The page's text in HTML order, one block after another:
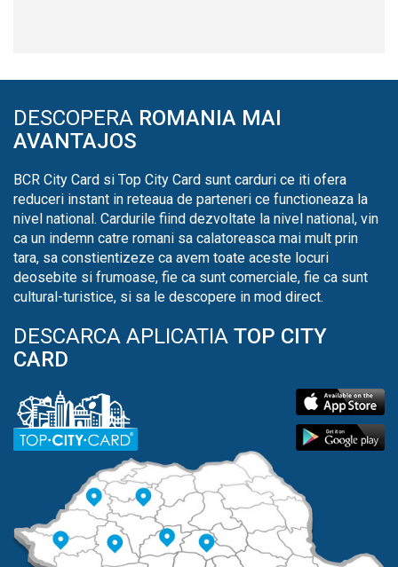
DESCOPERA ROMANIA MAI
AVANTAJOS
BCR City Card si Top City Card sunt carduri ce iti ofera
reduceri instant in reteaua de parteneri ce functioneaza la
nivel national. Cardurile fiind dezvoltate la nivel national, vin
ca un indemn catre romani sa calatoreasca mai mult prin
tara, sa constientizeze ca avem toate aceste locuri
deosebite si frumoase, fie ca sunt comerciale, fie ca sunt
cultural-turistice, si sa le descopere in mod direct.
DESCARCA APLICATIA TOP CITY
CARD